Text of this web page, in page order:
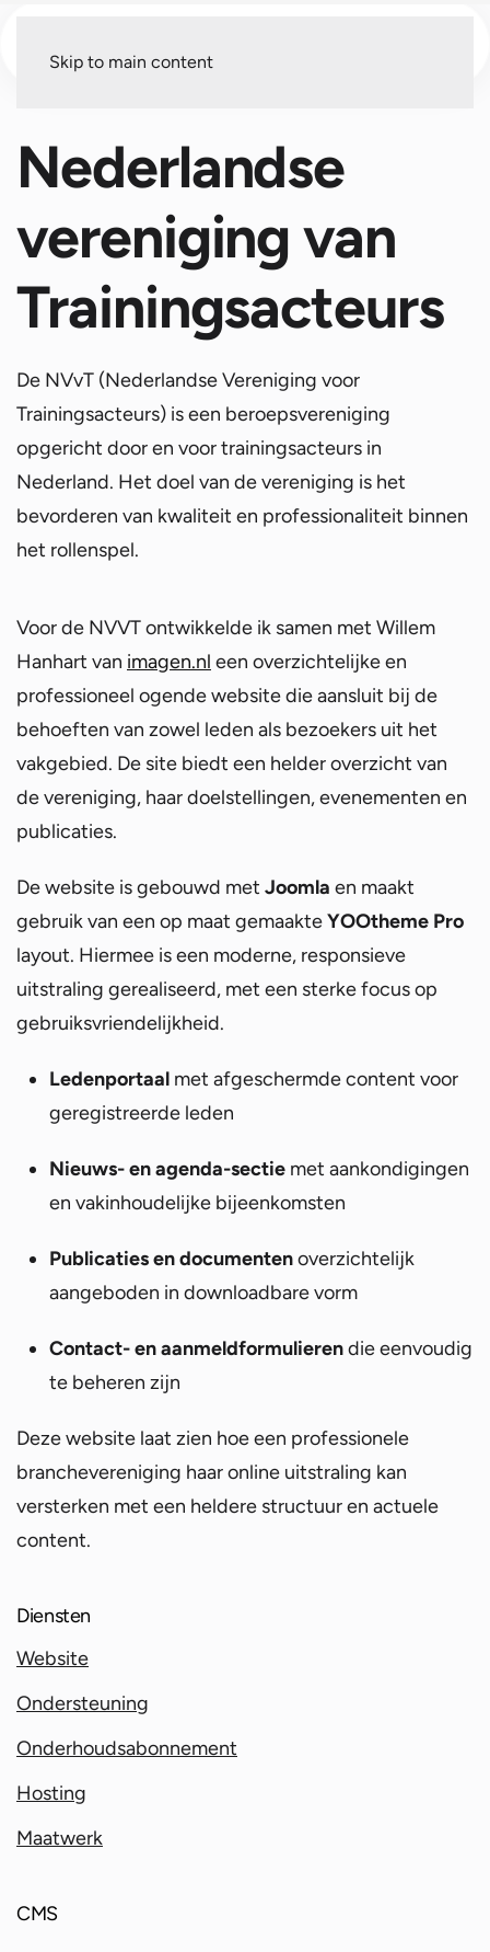
Skip to main content
Nederlandse
vereniging van
Trainingsacteurs
De NVvT (Nederlandse Vereniging voor
Trainingsacteurs) is een beroepsvereniging
opgericht door en voor trainingsacteurs in
Nederland. Het doel van de vereniging is het
bevorderen van kwaliteit en professionaliteit binnen
het rollenspel.
Voor de NVVT ontwikkelde ik samen met Willem
Hanhart van imagen.nl een overzichtelijke en
professioneel ogende website die aansluit bij de
behoeften van zowel leden als bezoekers uit het
vakgebied. De site biedt een helder overzicht van
de vereniging, haar doelstellingen, evenementen en
publicaties.
De website is gebouwd met Joomla en maakt
gebruik van een op maat gemaakteYOOtheme Pro
layout. Hiermee is een moderne, responsieve
uitstraling gerealiseerd, met een sterke focus op
gebruiksvriendelijkheid.
Ledenportaal met afgeschermde content voor
geregistreerde leden
Nieuws- en agenda-sectie met aankondigingen
en vakinhoudelijke bijeenkomsten
Publicaties en documentenoverzichtelijk
aangeboden in downloadbare vorm
Contact- en aanmeldformulierendie eenvoudig
te beheren zijn
Deze website laat zien hoe een professionele
branchevereniging haar online uitstraling kan
versterken met een heldere structuur en actuele
content.
Diensten
Website
Ondersteuning
Onderhoudsabonnement
Hosting
Maatwerk
CMS